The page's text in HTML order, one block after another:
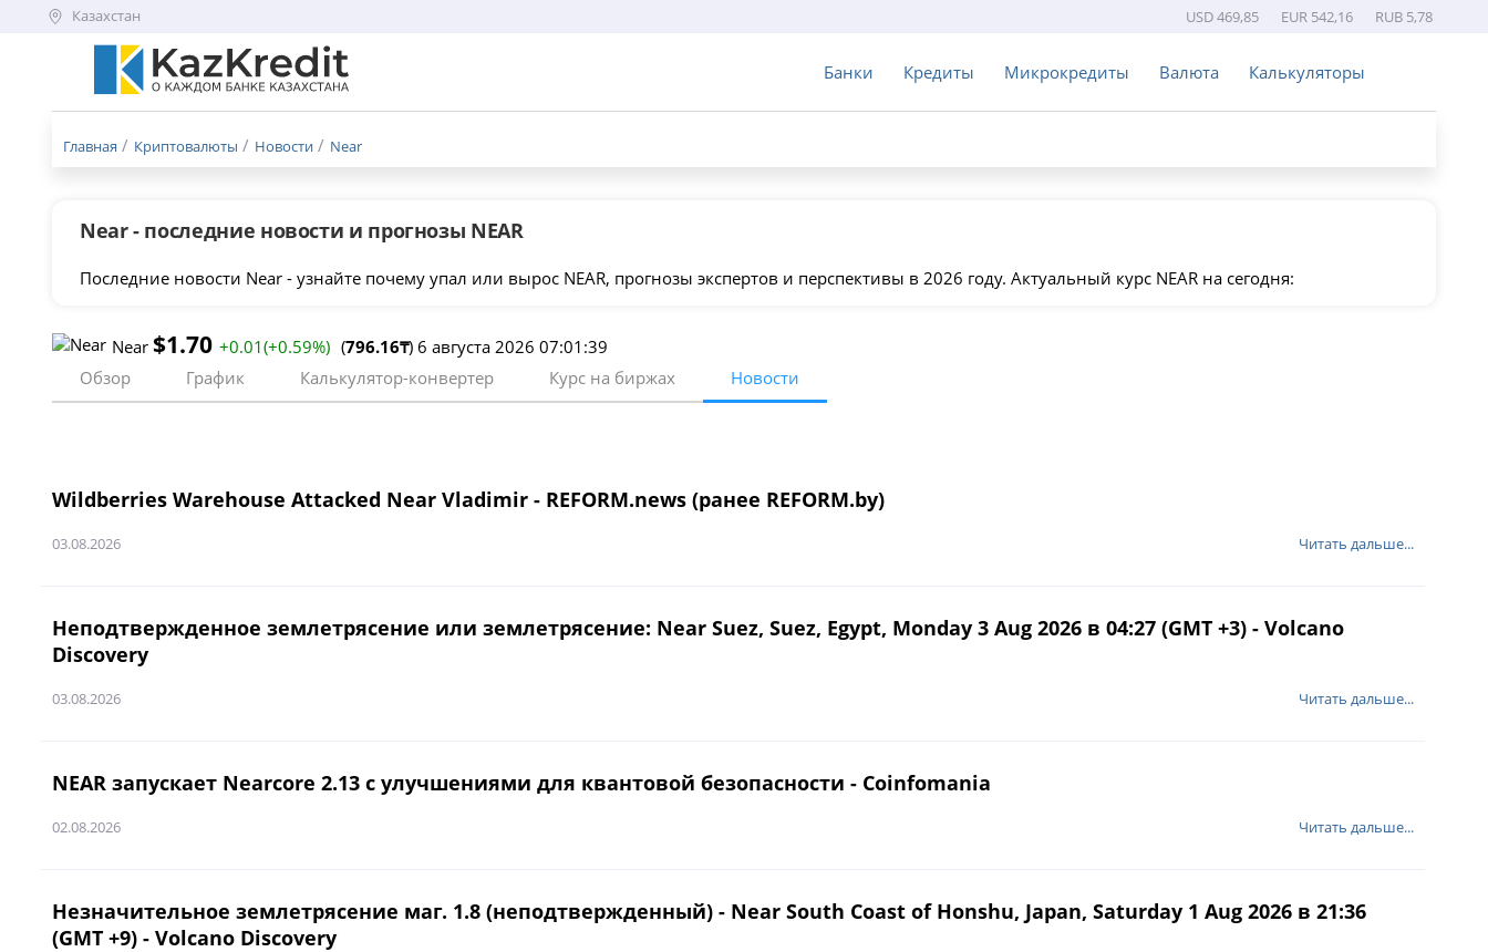
Казахстан USD 469,85 EUR 542,16 RUB 5,78
Банки Кредиты Микрокредиты Валюта Калькуляторы
Меню
Главная Криптовалюты Новости Near
Near - последние новости и прогнозы NEAR
Последние новости Near - узнайте почему упал или вырос NEAR, прогнозы экспертов и перспективы в 2026 году. Актуальный курс NEAR на сегодня:
Near $1.70 +0.01(+0.59%) (796.16₸) 6 августа 2026 07:01:39
Обзор
График Калькулятор-конвертер Курс на биржах Новости
Wildberries Warehouse Attacked Near Vladimir - REFORM.news (ранее REFORM.by)
03.08.2026 Читать дальше...
Неподтвержденное землетрясение или землетрясение: Near Suez, Suez, Egypt, Monday 3 Aug 2026 в 04:27 (GMT +3) - Volcano
Discovery
03.08.2026 Читать дальше...
NEAR запускает Nearcore 2.13 с улучшениями для квантовой безопасности - Coinfomania
02.08.2026 Читать дальше...
Незначительное землетрясение маг. 1.8 (неподтвержденный) - Near South Coast of Honshu, Japan, Saturday 1 Aug 2026 в 21:36
(GMT +9) - Volcano Discovery